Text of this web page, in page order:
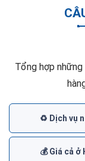
Tổng hợp
♻️ Dịch vụ
💰 Giá cả ở